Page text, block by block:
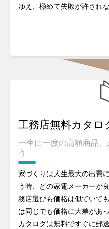
ゆえ、極めて失敗が許され
工務店無料カタロ
一生に一度の高額商品
う
家づくりは人生最大の出費
う時、どの家電メーカーが
務店選びも価格は似ていて
は同じでも価格に大差があ
カタログは無料ですぐに郵